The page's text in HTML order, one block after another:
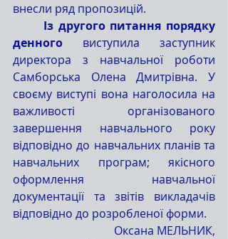
внесли ряд пропозицій.
денного виступила заступник
директора з навчальної роботи
Самборська Олена Дмитрівна. У
своєму виступі вона наголосила на
важливості організованого
завершення навчального року
відповідно до навчальних планів та
навчальних програм; якісного
оформлення навчальної
документації та звітів викладачів
відповідно до розробленої форми.
Оксана МЕЛЬНИК,